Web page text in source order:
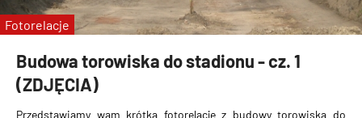
Budowa torowiska do stadionu - cz. 1
(ZDJĘCIA)
Przedstawiamy wam krótką fotorelację z budowy torowiska do
Fotorelacje